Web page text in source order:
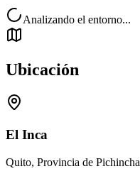
Analizando el entorno...
Ubicación
El Inca
Quito, Provincia de Pichincha